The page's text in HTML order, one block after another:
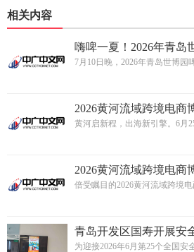
相关内容
嗨啤一夏！2026年青岛
夏日狂欢盛宴
7月10日晚，2026年青岛世博园
2026黄河流域跨境电商
黄河启新程，出海新引擎。6月
2026黄河流域跨境电商
岛启幕
倍受瞩目的2026黄河流域跨境
青岛开发区国寿开展安
为迎接2026年6月第25个全国安